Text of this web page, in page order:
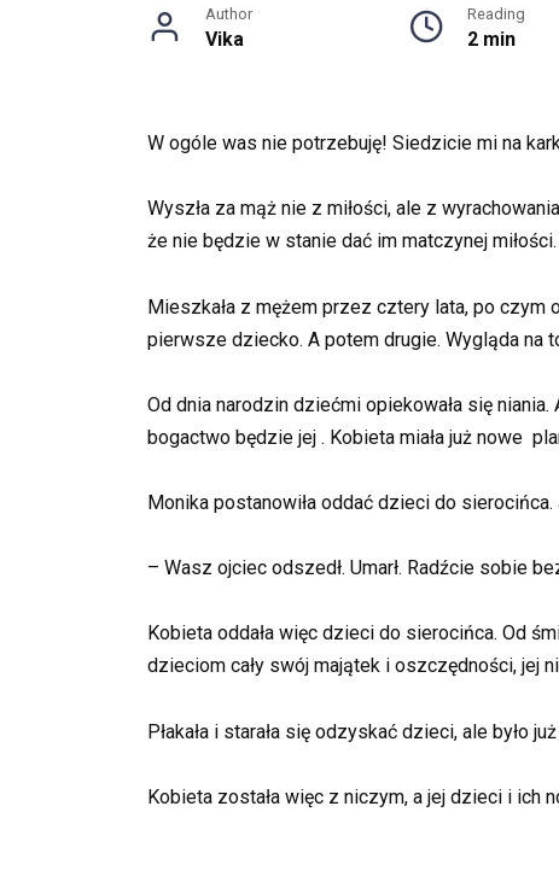
Author
Vika
Reading
2 min
W ogóle was nie potrzebuję! Siedzicie mi na
Wyszła za mąż nie z miłości, ale z
że nie będzie w stanie dać im matczynej miłości.
Mieszkała z mężem przez cztery lata, po czym
pierwsze dziecko. A potem drugie. Wygląda na
Od dnia narodzin dziećmi opiekowała się
bogactwo będzie jej . Kobieta miała już nowe
Monika postanowiła oddać dzieci do
– Wasz ojciec odszedł. Umarł. Radźcie sobie
Kobieta oddała więc dzieci do sierocińca. Od
dzieciom cały swój majątek i oszczędności, jej
Płakała i starała się odzyskać dzieci, ale było
Kobieta została więc z niczym, a jej dzieci i ich